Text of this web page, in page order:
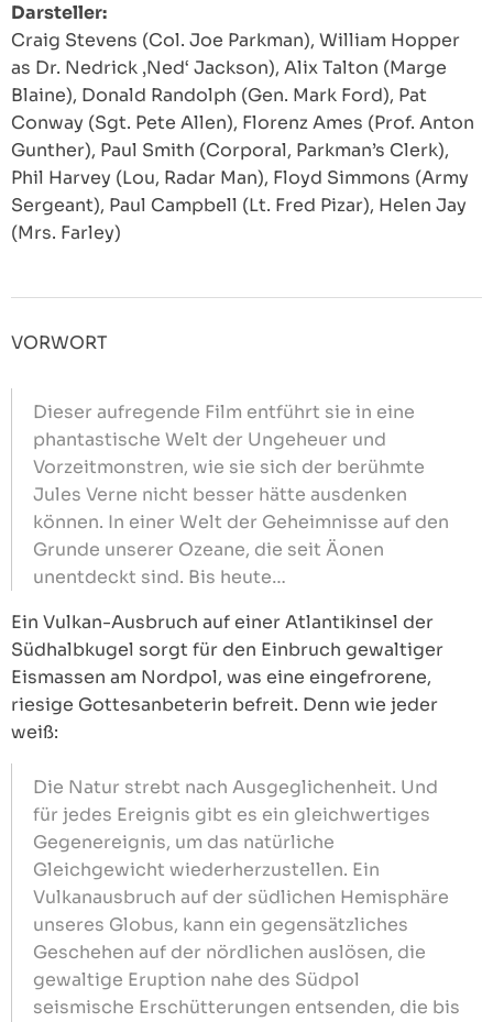
Darsteller:
Craig Stevens (Col. Joe Parkman), William Hopper
as Dr. Nedrick ‚Ned‘ Jackson), Alix Talton (Marge
Blaine), Donald Randolph (Gen. Mark Ford), Pat
Conway (Sgt. Pete Allen), Florenz Ames (Prof. Anton
Gunther), Paul Smith (Corporal, Parkman’s Clerk),
Phil Harvey (Lou, Radar Man), Floyd Simmons (Army
Sergeant), Paul Campbell (Lt. Fred Pizar), Helen Jay
(Mrs. Farley)
VORWORT
Dieser aufregende Film entführt sie in eine
phantastische Welt der Ungeheuer und
Vorzeitmonstren, wie sie sich der berühmte
Jules Verne nicht besser hätte ausdenken
können. In einer Welt der Geheimnisse auf den
Grunde unserer Ozeane, die seit Äonen
unentdeckt sind. Bis heute…
Ein Vulkan-Ausbruch auf einer Atlantikinsel der
Südhalbkugel sorgt für den Einbruch gewaltiger
Eismassen am Nordpol, was eine eingefrorene,
riesige Gottesanbeterin befreit. Denn wie jeder
weiß:
Die Natur strebt nach Ausgeglichenheit. Und
für jedes Ereignis gibt es ein gleichwertiges
Gegenereignis, um das natürliche
Gleichgewicht wiederherzustellen. Ein
Vulkanausbruch auf der südlichen Hemisphäre
unseres Globus, kann ein gegensätzliches
Geschehen auf der nördlichen auslösen, die
gewaltige Eruption nahe des Südpol
seismische Erschütterungen entsenden, die bis